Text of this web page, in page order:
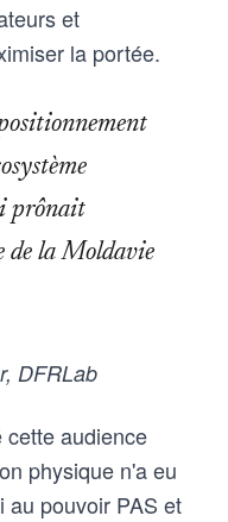
et
la portée.
prônait
de la Moldavie
DFRLab
cette audience
physique n'a eu
au pouvoir PAS et